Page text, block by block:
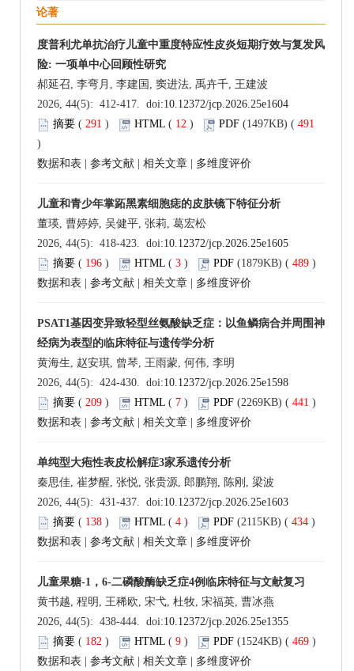
论著
度普利尤单抗治疗儿童中重度特应性皮炎短期疗效与复发风
险: 一项单中心回顾性研究
郝延召, 李弯月, 李建国, 窦进法, 禹卉千, 王建波
2026, 44(5): 412-417. doi:10.12372/jcp.2026.25e1604
摘要 ( 291 ) HTML ( 12 ) PDF (1497KB) ( 491
)
数据和表
参考文献 相关文章 多维度评价
儿童和青少年掌跖黑素细胞痣的皮肤镜下特征分析
董瑛, 曹婷婷, 吴健平, 张莉, 葛宏松
2026, 44(5): 418-423. doi:10.12372/jcp.2026.25e1605
摘要 ( 196 ) HTML ( 3 ) PDF (1879KB) ( 489 )
数据和表
参考文献 相关文章 多维度评价
PSAT1基因变异致轻型丝氨酸缺乏症：以鱼鳞病合并周围神
经病为表型的临床特征与遗传学分析
黄海生, 赵安琪, 曾琴, 王雨蒙, 何伟, 李明
2026, 44(5): 424-430. doi:10.12372/jcp.2026.25e1598
摘要 ( 209 ) HTML ( 7 ) PDF (2269KB) ( 441 )
数据和表
参考文献 相关文章 多维度评价
单纯型大疱性表皮松解症3家系遗传分析
秦思佳, 崔梦醒, 张悦, 张贵源, 郎鹏翔, 陈刚, 梁波
2026, 44(5): 431-437. doi:10.12372/jcp.2026.25e1603
摘要 ( 138 ) HTML ( 4 ) PDF (2115KB) ( 434 )
数据和表
参考文献 相关文章 多维度评价
儿童果糖-1，6-二磷酸酶缺乏症4例临床特征与文献复习
黄书越, 程明, 王稀欧, 宋弋, 杜牧, 宋福英, 曹冰燕
2026, 44(5): 438-444. doi:10.12372/jcp.2026.25e1355
摘要 ( 182 ) HTML ( 9 ) PDF (1524KB) ( 469 )
数据和表
参考文献 相关文章 多维度评价